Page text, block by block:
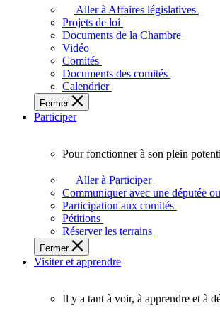
législative
adopte
touchent
vie
des
Ontariennes
Ontariens.
Aller à Affaires législatives
Projets de loi
Documents de la Chambre
Vidéo
Comités
Documents des comités
Calendrier
Fermer
Participer
fonctionner
plein
potentiel,
l'Assemblée
a
besoin
Pour fonctionner à son plein
Aller à Participer
Communiquer avec une députée
Participation aux comités
Pétitions
Réserver les terrains
Fermer
Visiter et apprendre
Il y a tant à voir, à apprendre et à